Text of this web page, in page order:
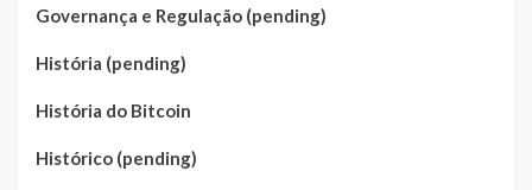
Governança e Regulação (pending)
História (pending)
História do Bitcoin
Histórico (pending)